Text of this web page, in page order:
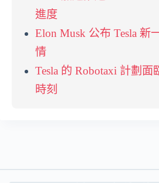
進度
Elon Musk 公布 Tesla 新
情
Tesla 的 Robotaxi 計劃
時刻